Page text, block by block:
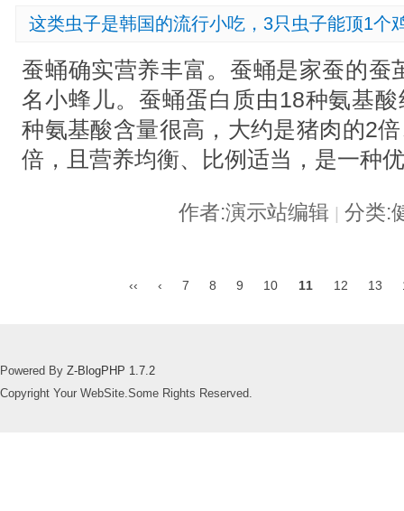
这类虫子是韩国的流行小吃，3只虫子能顶1个
蚕蛹确实营养丰富。蚕蛹是家蚕的蚕
名小蜂儿。蚕蛹蛋白质由18种氨基
种氨基酸含量很高，大约是猪肉的2
倍，且营养均衡、比例适当，是一种
作者:演示站编辑 | 分类:
‹‹ ‹ 7 8 9 10 11 12 13
Powered By Z-BlogPHP 1.7.2
Copyright Your WebSite.Some Rights Reserved.